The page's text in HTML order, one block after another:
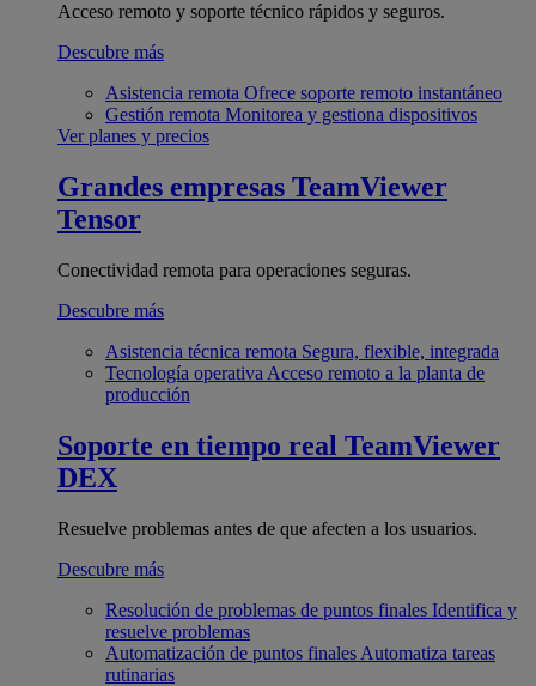
Acceso remoto y soporte técnico rápidos y seguros.
Descubre más
Asistencia remota Ofrece soporte remoto instantáneo
Gestión remota Monitorea y gestiona dispositivos
Ver planes y precios
Grandes empresas TeamViewer
Tensor
Conectividad remota para operaciones seguras.
Descubre más
Asistencia técnica remota Segura, flexible, integrada
Tecnología operativa Acceso remoto a la planta de
producción
Soporte en tiempo real TeamViewer
DEX
Resuelve problemas antes de que afecten a los usuarios.
Descubre más
Resolución de problemas de puntos finales Identifica y
resuelve problemas
Automatización de puntos finales Automatiza tareas
rutinarias